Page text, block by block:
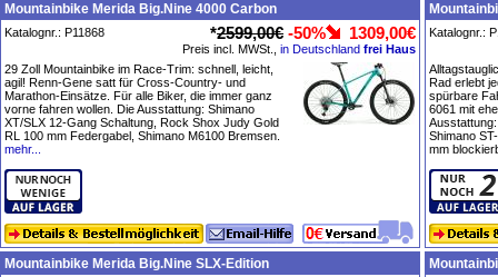
Mountainbike Merida Big.Nine 4000 Carbon
Katalognr.: P11868 *2599,00€ -50% 1309,00€
Preis incl. MWSt., in Deutschland frei Haus
29 Zoll Mountainbike im Race-Trim: schnell, leicht,
agil! Renn-Gene satt für Cross-Country- und
Marathon-Einsätze. Für alle Biker, die immer ganz
vorne fahren wollen. Die Ausstattung: Shimano
XT/SLX 12-Gang Schaltung, Rock Shox Judy Gold
RL 100 mm Federgabel, Shimano M6100 Bremsen.
mehr...
Katalognr.:
Rad erlebt
spürbare
6061 mit
Shimano
mm
Mountainbike Merida Big.Nine SLX-Edition